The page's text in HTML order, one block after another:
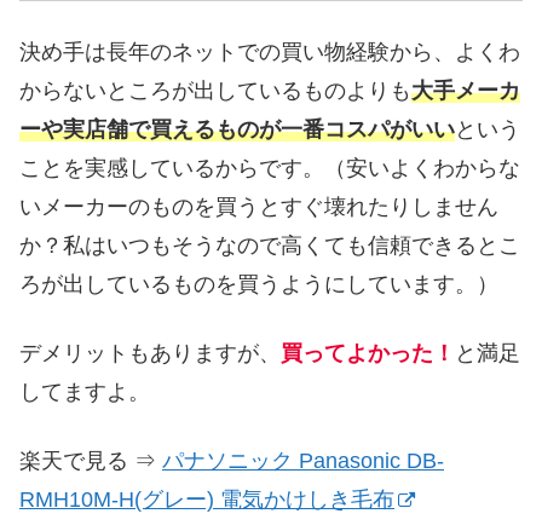
決め手は長年のネットでの買い物経験から、よくわ
からないところが出しているものよりも大手メーカ
ーや実店舗で買えるものが一番コスパがいいという
ことを実感しているからです。（安いよくわからな
いメーカーのものを買うとすぐ壊れたりしません
か？私はいつもそうなので高くても信頼できるとこ
ろが出しているものを買うようにしています。）
デメリットもありますが、 買ってよかった！ と満足
してますよ。
楽天で見る ⇒ パナソニック Panasonic DB-
RMH10M-H(グレー) 電気かけしき毛布